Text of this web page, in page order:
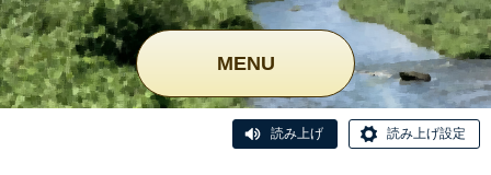
MENU
読み上げ 読み上げ設定